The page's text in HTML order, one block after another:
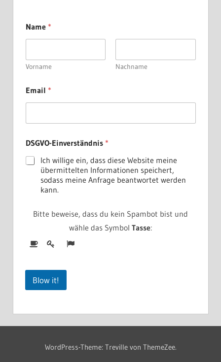
Name *
Vorname Nachname
m
a
l
a
m
e
D
r
t
d
n
Email *
DSGVO-Einverständnis *
Ich willige ein, dass diese Website meine
übermittelten Informationen speichert,
sodass meine Anfrage beantwortet werden
kann.
Bitte beweise, dass du kein Spambot bist und
wähle das Symbol Tasse:
Blow it!
WordPress-Theme: Treville von ThemeZee.